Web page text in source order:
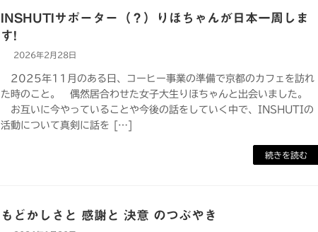
INSHUTIサポーター（？）りほちゃんが日本一周しま
す!
2026年2月28日
2025年11月のある日、コーヒー事業の準備で京都のカフェを訪れ
た時のこと。 偶然居合わせた女子大生りほちゃんと出会いました。
お互いに今やっていることや今後の話をしていく中で、INSHUTIの
活動について真剣に話を […]
続きを読む
もどかしさと 感謝と 決意 のつぶやき